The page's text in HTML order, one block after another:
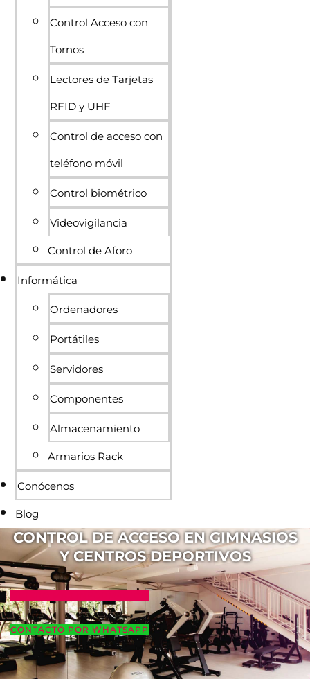
Control Acceso con
Tornos
Lectores de Tarjetas
RFID y UHF
Control de acceso con
teléfono móvil
Control biométrico
Videovigilancia
Control de Aforo
Informática
Ordenadores
Portátiles
Servidores
Componentes
Almacenamiento
Armarios Rack
Conócenos
Blog
CONTROL DE ACCESO EN GIMNASIOS
Y CENTROS DEPORTIVOS
CONTACTO POR WHATSAPP